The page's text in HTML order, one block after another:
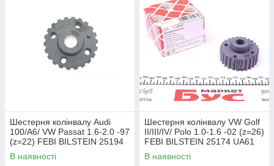
Шестерня колінвалу Audi
100/A6/ VW Passat 1.6-2.0 -97
(z=22) FEBI BILSTEIN 25194
UA61
В наявності
Шестерня колінвалу VW Golf
II/III/IV/ Polo 1.0-1.6 -02 (z=26)
FEBI BILSTEIN 25174 UA61
В наявності